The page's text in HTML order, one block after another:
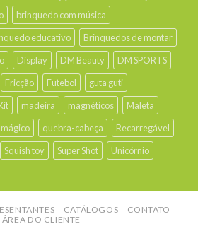
brinquedo com música
educativo
Brinquedos de montar
Display DM Beauty
DM SPORTS
Fricção Futebol
guta guti
madeira magnéticos
Maleta
quebra-cabeça
Recarregável
Squish toy Super Shot Unicórnio
CATÁLOGOS
CONTATO
ÁREA DO CLIENTE